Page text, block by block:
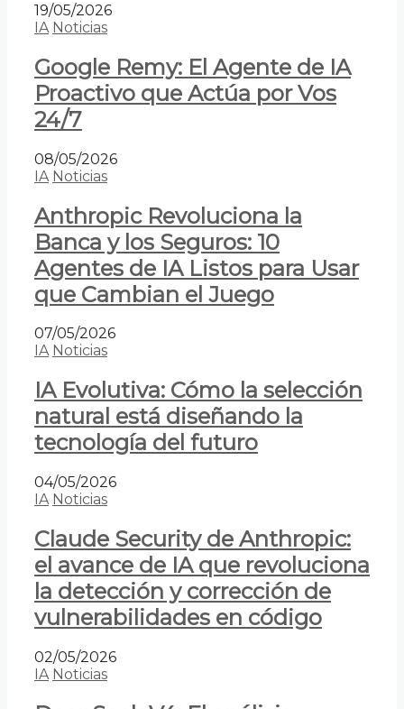
19/05/2026
IA Noticias
Google Remy: El Agente de IA
Proactivo que Actúa por Vos
24/7
08/05/2026
IA Noticias
Anthropic Revoluciona la
Banca y los Seguros: 10
Agentes de IA Listos para Usar
que Cambian el Juego
07/05/2026
IA Noticias
IA Evolutiva: Cómo la selección
natural está diseñando la
tecnología del futuro
04/05/2026
IA Noticias
Claude Security de Anthropic:
el avance de IA que revoluciona
la detección y corrección de
vulnerabilidades en código
02/05/2026
IA Noticias